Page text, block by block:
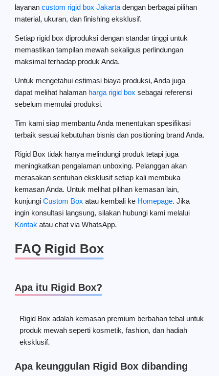
layanan custom rigid box Jakarta dengan berbagai pilihan
material, ukuran, dan finishing eksklusif.
Setiap rigid box diproduksi dengan standar tinggi untuk
memastikan tampilan mewah sekaligus perlindungan
maksimal terhadap produk Anda.
Untuk mengetahui estimasi biaya produksi, Anda juga
dapat melihat halaman harga rigid box sebagai referensi
sebelum memulai produksi.
Tim kami siap membantu Anda menentukan spesifikasi
terbaik sesuai kebutuhan bisnis dan positioning brand Anda.
Rigid Box tidak hanya melindungi produk tetapi juga
meningkatkan pengalaman unboxing. Pelanggan akan
merasakan sentuhan eksklusif setiap kali membuka
kemasan Anda. Untuk melihat pilihan kemasan lain,
kunjungi Custom Box atau kembali ke Homepage. Jika
ingin konsultasi langsung, silakan hubungi kami melalui
Kontak atau chat via WhatsApp.
FAQ Rigid Box
Apa itu Rigid Box?
Rigid Box adalah kemasan premium berbahan tebal untuk
produk mewah seperti kosmetik, fashion, dan hadiah
eksklusif.
Apa keunggulan Rigid Box dibanding